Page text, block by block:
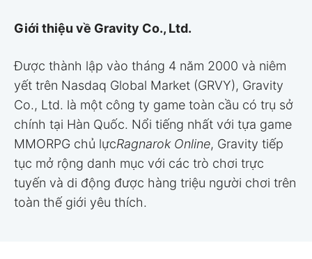
Giới thiệu về Gravity Co., Ltd.
Được thành lập vào tháng 4 năm 2000 và niêm
yết trên Nasdaq Global Market (GRVY), Gravity
Co., Ltd. là một công ty game toàn cầu có trụ sở
chính tại Hàn Quốc. Nổi tiếng nhất với tựa game
MMORPG chủ lựcRagnarok Online, Gravity tiếp
tục mở rộng danh mục với các trò chơi trực
tuyến và di động được hàng triệu người chơi trên
toàn thế giới yêu thích.